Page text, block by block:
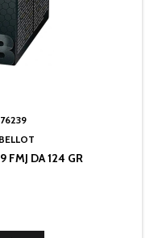
FMJ DA 124 GR